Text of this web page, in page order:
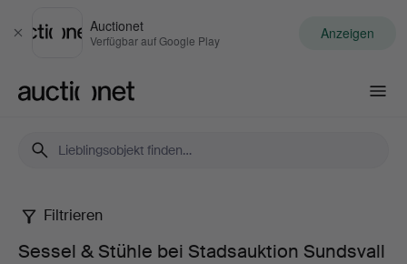
Schließen
Auctionet
Verfügbar auf Google Play Anzeigen
Sessel
Filtrieren
Sessel & Stühle bei Stadsauktion Sundsvall